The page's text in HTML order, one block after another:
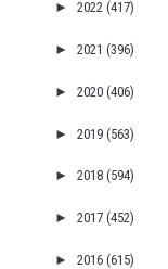
► 2022 (417)
► 2021 (396)
► 2020 (406)
► 2019 (563)
► 2018 (594)
► 2017 (452)
► 2016 (615)